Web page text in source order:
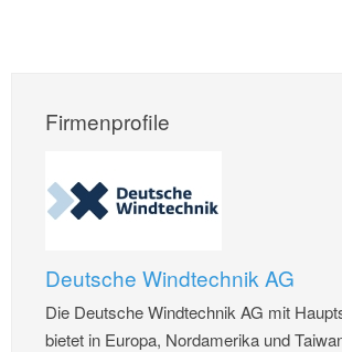
Firmenprofile
Deutsche Windtechnik AG
Die Deutsche Windtechnik AG mit
bietet in Europa, Nordamerika und